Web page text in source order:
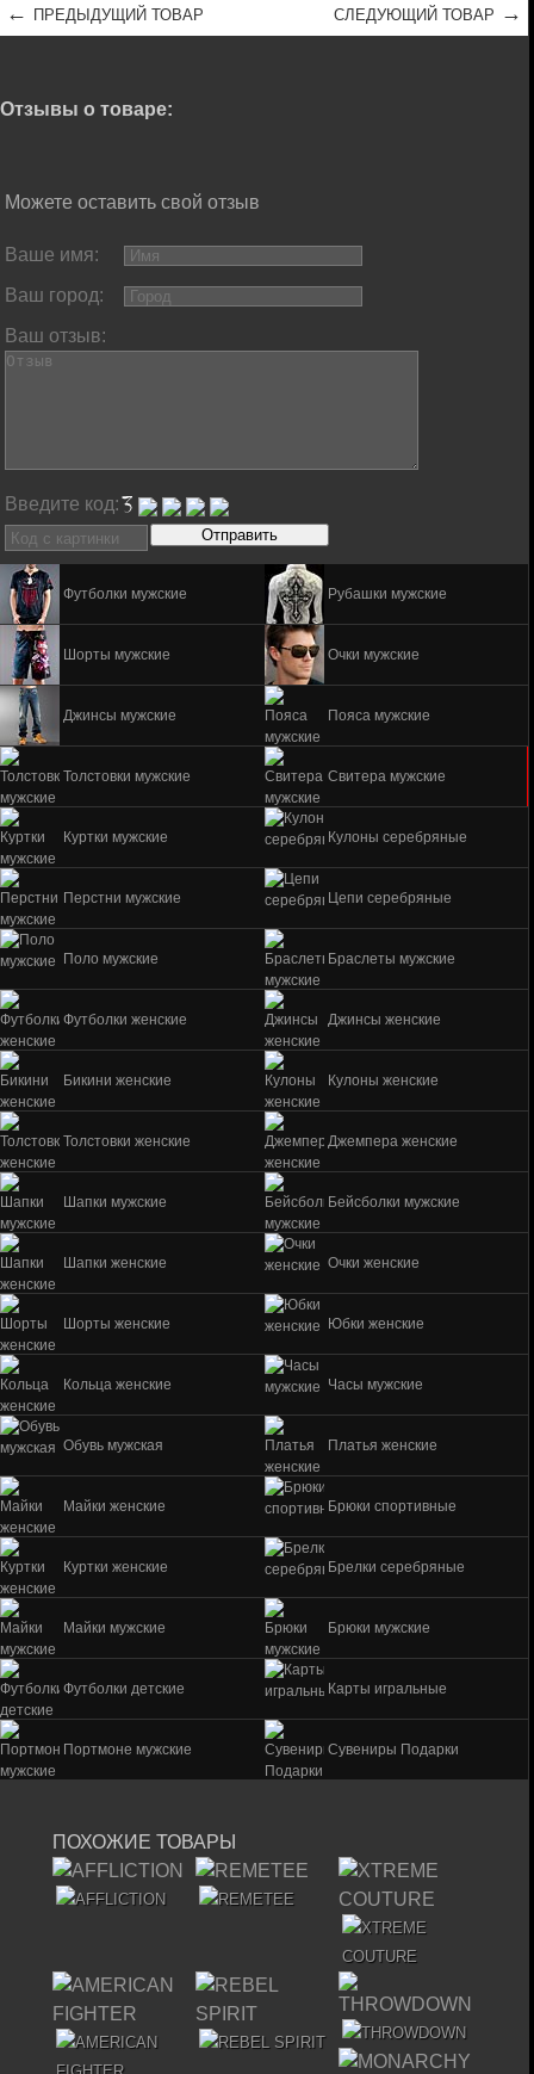
Футболки мужские Рубашки мужские
Шорты мужские Очки мужские
Джинсы мужские Пояса мужские
Толстовки мужские Свитера мужские
Куртки мужские Кулоны серебряные
Перстни мужские Цепи серебряные
Поло мужские Браслеты мужские
Футболки женские Джинсы женские
Бикини женские Кулоны женские
Толстовки женские Джемпера женские
Шапки мужские Бейсболки мужские
Шапки женские Очки женские
Шорты женские Юбки женские
Кольца женские Часы мужские
Обувь мужская Платья женские
Майки женские Брюки спортивные
Куртки женские Брелки серебряные
Майки мужские Брюки мужские
Футболки детские Карты игральные
Портмоне мужские Сувениры Подарки
← ПРЕДЫДУЩИЙ ТОВАР СЛЕДУЮЩИЙ ТОВАР →
Отзывы о товаре:
Можете оставить свой отзыв
Ваше имя:
Ваш город:
Ваш отзыв:
Введите код:
ПОХОЖИЕ ТОВАРЫ